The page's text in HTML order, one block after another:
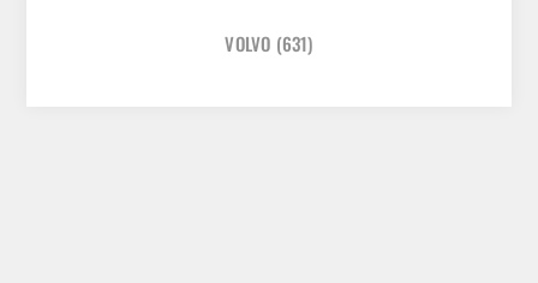
VOLVO (631)